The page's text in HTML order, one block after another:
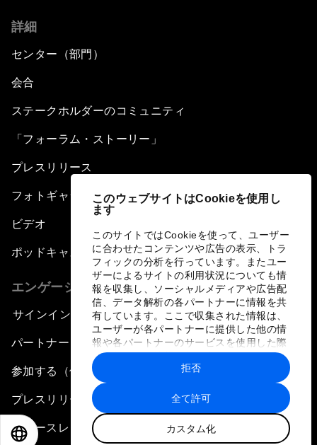
このウェブサイトはCookieを使用し
ます
このサイトではCookieを使って、ユーザー
に合わせたコンテンツや広告の表示、トラ
フィックの分析を行っています。またユー
ザーによるサイトの利用状況についても情
報を収集し、ソーシャルメディアや広告配
信、データ解析の各パートナーに情報を共
有しています。ここで収集された情報は、
ユーザーが各パートナーに提供した他の情
報や各パートナーのサービスを使用した際
に収集された情報と組み合わされ、各パー
トナーによって使用されることがありま
す。
全て許可
カスタム化
拒否
詳細
センター（部門）
会合
ステークホルダーのコミュニティ
「フォーラム・ストーリー」
プレスリリース
フォトギャラリー
ビデオ
ポッドキャスト
エンゲージメント
サインイン
パートナー（組織）について
参加する（個人、組織）
プレスリリース登録
ニュースレター購読
EN